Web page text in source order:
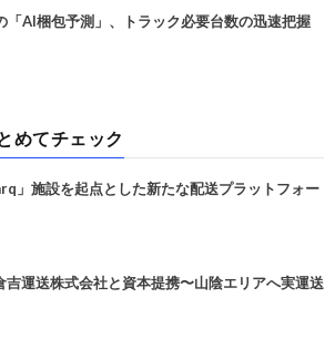
「AI梱包予測」、トラック必要台数の迅速把握
めてチェック
」施設を起点とした新たな配送プラットフォー
運送株式会社と資本提携〜山陰エリアへ実運送